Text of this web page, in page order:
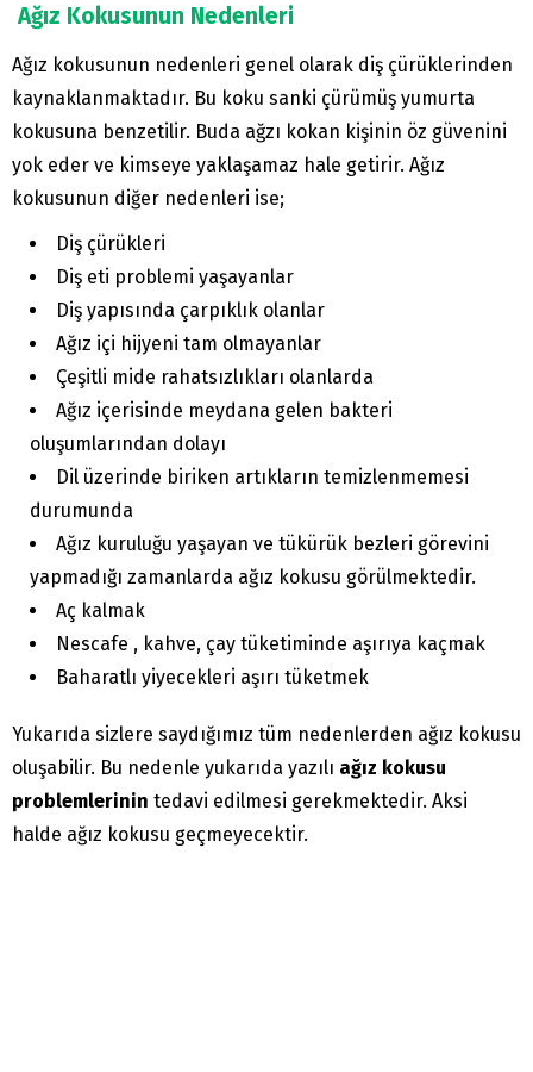
Ağız Kokusunun Nedenleri
Ağız kokusunun nedenleri genel olarak diş çürüklerinden
kaynaklanmaktadır. Bu koku sanki çürümüş yumurta
kokusuna benzetilir. Buda ağzı kokan kişinin öz güvenini
yok eder ve kimseye yaklaşamaz hale getirir. Ağız
kokusunun diğer nedenleri ise;
Diş çürükleri
Diş eti problemi yaşayanlar
Diş yapısında çarpıklık olanlar
Ağız içi hijyeni tam olmayanlar
Çeşitli mide rahatsızlıkları olanlarda
Ağız içerisinde meydana gelen bakteri
oluşumlarından dolayı
Dil üzerinde biriken artıkların temizlenmemesi
durumunda
Ağız kuruluğu yaşayan ve tükürük bezleri görevini
yapmadığı zamanlarda ağız kokusu görülmektedir.
Aç kalmak
Nescafe , kahve, çay tüketiminde aşırıya kaçmak
Baharatlı yiyecekleri aşırı tüketmek
Yukarıda sizlere saydığımız tüm nedenlerden ağız kokusu
oluşabilir. Bu nedenle yukarıda yazılı ağız kokusu
problemlerinin tedavi edilmesi gerekmektedir. Aksi
halde ağız kokusu geçmeyecektir.